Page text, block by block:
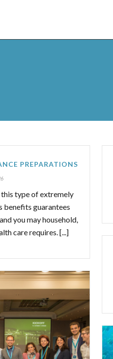
PREPARATIONS
type of extremely
benefits guarantees
you may household,
care requires. [...]